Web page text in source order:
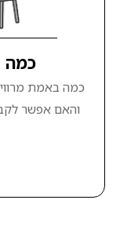
כמה
כמה באמת
והאם אפשר